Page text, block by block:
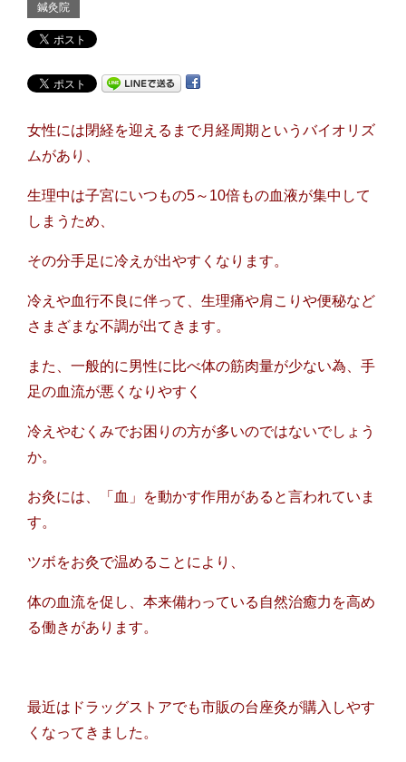
鍼灸院
女性には閉経を迎えるまで月経周期というバイオリズ
ムがあり、
生理中は子宮にいつもの5～10倍もの血液が集中して
しまうため、
その分手足に冷えが出やすくなります。
冷えや血行不良に伴って、生理痛や肩こりや便秘など
さまざまな不調が出てきます。
また、一般的に男性に比べ体の筋肉量が少ない為、手
足の血流が悪くなりやすく
冷えやむくみでお困りの方が多いのではないでしょう
か。
お灸には、「血」を動かす作用があると言われていま
す。
ツボをお灸で温めることにより、
体の血流を促し、本来備わっている自然治癒力を高め
る働きがあります。
最近はドラッグストアでも市販の台座灸が購入しやす
くなってきました。